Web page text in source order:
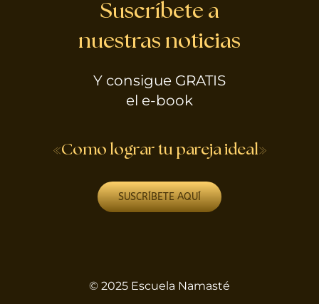
Suscríbete a
nuestras noticias
Y consigue GRATIS
el e-book
«Como lograr tu pareja ideal»
SUSCRÍBETE AQUÍ
© 2025 Escuela Namasté